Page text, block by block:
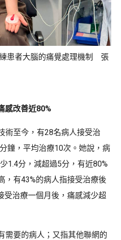
患者大腦的痛覺處理機制 張
感改善近80%
術至今，有28名病人接受治
鐘，平均治療10次。她說，病
1.4分，減超過5分，有近80%
，有43%的病人指接受治療後
受治療一個月後，痛感減少超
需要的病人；又指其他聯網的